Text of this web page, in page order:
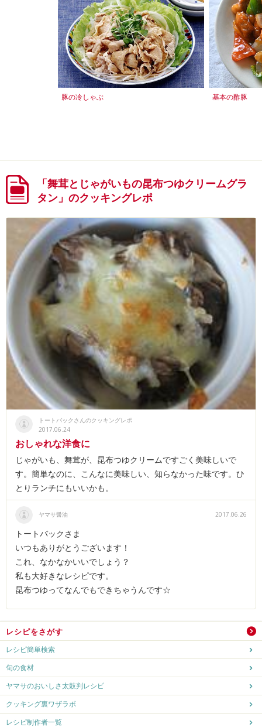
豚の冷しゃぶ 基本の酢豚
「舞茸とじゃがいもの昆布つゆクリームグラ
タン」のクッキングレポ
トートバックさんのクッキングレポ
2017.06.24
おしゃれな洋食に
じゃがいも、舞茸が、昆布つゆクリームですごく美味しいで
す。簡単なのに、こんなに美味しい、知らなかった味です。ひ
とりランチにもいいかも。
ヤマサ醤油 2017.06.26
トートバックさま
いつもありがとうございます！
これ、なかなかいいでしょう？
私も大好きなレシピです。
昆布つゆってなんでもできちゃうんです☆
レシピをさがす
レシピ簡単検索
旬の食材
ヤマサのおいしさ太鼓判レシピ
クッキング裏ワザラボ
レシピ制作者一覧